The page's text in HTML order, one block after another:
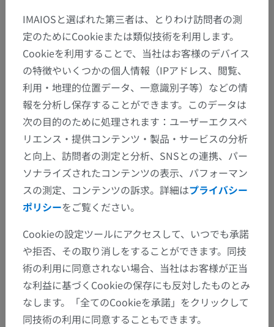
下位構造：この解剖学的部位には下位構造がありま
せん
人体神経解剖学
動物の比較解剖学
翻訳
間違いを発見しましたか？
修正や翻訳、内容の改善の提案がありましたらどう
ぞお知らせください。
IMAIOSと選ばれた第三者は、とりわけ訪問者の測
定のためにCookieまたは類似技術を利用します。
Cookieを利用することで、当社はお客様のデバイス
の特徴やいくつかの個人情報（IPアドレス、閲覧、
利用・地理的位置データ、一意識別子等）などの情
報を分析し保存することができます。このデータは
次の目的のために処理されます：ユーザーエクスペ
リエンス・提供コンテンツ・製品・サービスの分析
と向上、訪問者の測定と分析、SNSとの連携、パー
ソナライズされたコンテンツの表示、パフォーマン
スの測定、コンテンツの訴求。詳細はプライバシー
ポリシーをご覧ください。
Cookieの設定ツールにアクセスして、いつでも承諾
や拒否、その取り消しをすることができます。同技
術の利用に同意されない場合、当社はお客様が正当
な利益に基づくCookieの保存にも反対したものとみ
なします。「全てのCookieを承諾」をクリックして
同技術の利用に同意することもできます。